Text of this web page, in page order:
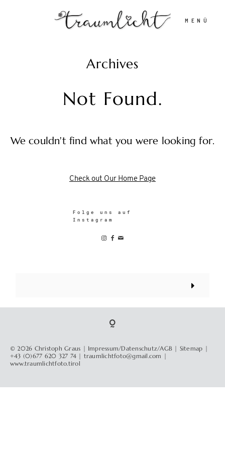
MENÜ
Archives
Not Found.
We couldn't find what you were looking for.
Check out Our Home Page
Portfolio
Stories
traumlichtfoto@gmail.com|
www.traumlichtfoto.tirol
Folge uns auf
Instagram
© 2026 Christoph Graus | Impressum/Datenschutz/AGB | Sitemap |
+43 (0)677 620 327 74 | traumlichtfoto@gmail.com |
www.traumlichtfoto.tirol